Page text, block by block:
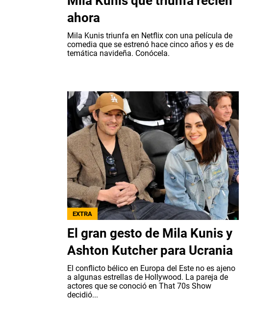
ahora
Mila Kunis triunfa en Netflix con una película de
comedia que se estrenó hace cinco años y es de
temática navideña. Conócela.
EXTRA
El gran gesto de Mila Kunis y
Ashton Kutcher para Ucrania
El conflicto bélico en Europa del Este no es ajeno
a algunas estrellas de Hollywood. La pareja de
actores que se conoció en That 70s Show
decidió...